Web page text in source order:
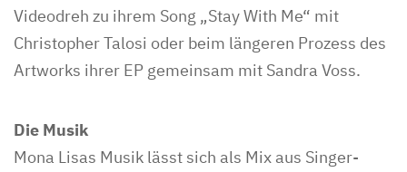
Videodreh zu ihrem Song „Stay With Me“ mit
Christopher Talosi oder beim längeren Prozess des
Artworks ihrer EP gemeinsam mit Sandra Voss.
Die Musik
Mona Lisas Musik lässt sich als Mix aus Singer-